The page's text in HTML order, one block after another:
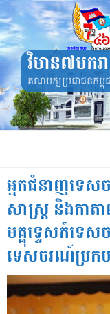
Skip
to
content
វិមាន៧មករា
គណបក្សប្រជាជនកម្ពុ
អ្នកជំនាញទេស
សាស្រ្ត និងកា
មគ្គុទ្ទេសក៍ទេ
ទេសចរណ៍ប្រក